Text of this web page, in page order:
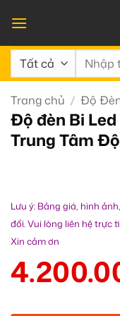
qua
nội
dung
Tìm
Trang chủ / Độ
Độ đèn Bi
Trung Tâm
Lưu ý: Bảng giá, hình
đổi. Vui lòng liên hệ trực
Xin cảm ơn